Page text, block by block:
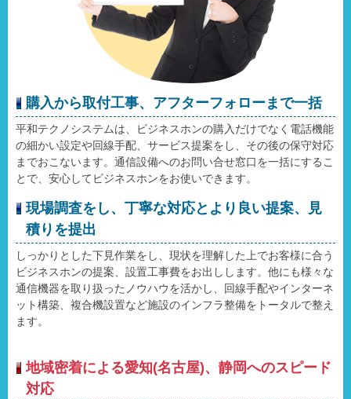
購入から取付工事、アフターフォローまで一括
平和テクノシステムは、ビジネスホンの購入だけでなく電話機能
の細かい設定や回線手配、サービス提案をし、その後の保守対応
までおこないます。通信設備へのお問い合せ窓口を一括にするこ
とで、安心してビジネスホンをお使いできます。
現場調査をし、丁寧な対応とより良い提案、見
積りを提出
しっかりとした下見作業をし、現状を理解した上でお客様に合う
ビジネスホンの提案、設置工事費をお出しします。他にも様々な
通信機器を取り扱ったノウハウを活かし、回線手配やインターネ
ット構築、複合機設置など施設のインフラ整備をトータルで整え
ます。
地域密着による愛知(名古屋)、静岡へのスピード
対応